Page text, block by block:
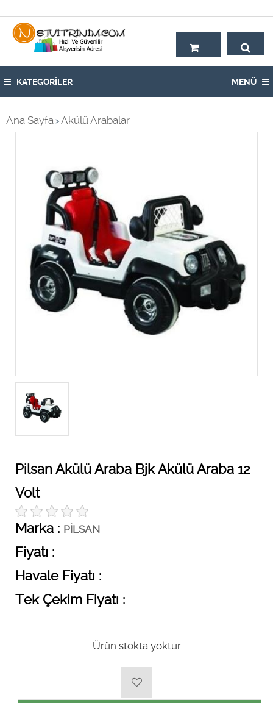
KATEGORİLER MENÜ
Ana Sayfa > Akülü Arabalar
Pilsan Akülü Araba Bjk Akülü Araba 12
Volt
Marka : PİLSAN
Fiyatı :
Havale Fiyatı :
Tek Çekim Fiyatı :
Ürün stokta yoktur